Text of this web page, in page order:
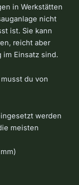
in Werkstätten
nicht
ist. Sie kann
reicht aber
Einsatz sind.
du von
werden
meisten